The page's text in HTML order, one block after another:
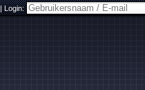
Login: